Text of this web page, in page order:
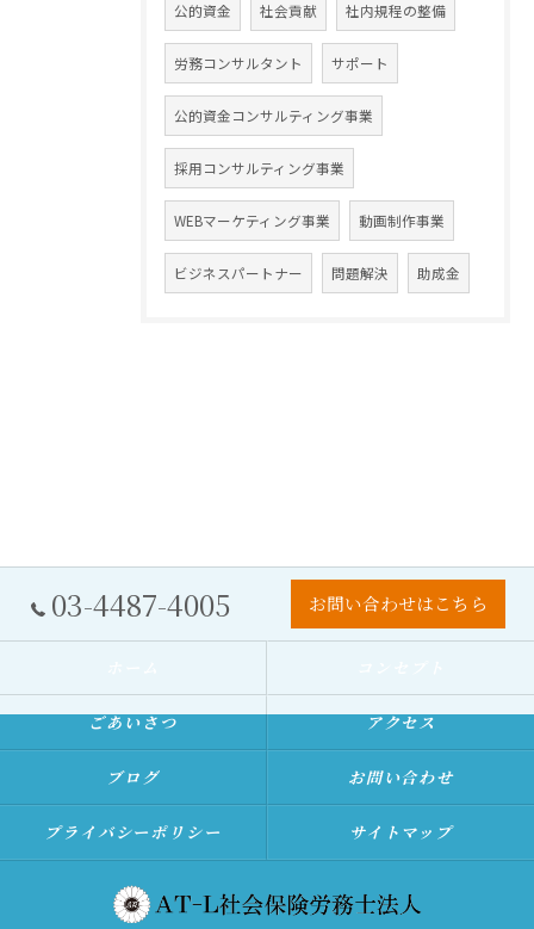
公的資金 社会貢献 社内規程の整備
労務コンサルタント サポート
公的資金コンサルティング事業
採用コンサルティング事業
WEBマーケティング事業 動画制作事業
ビジネスパートナー 問題解決 助成金
03-4487-4005 お問い合わせはこちら
ごあいさつ アクセス
ブログ お問い合わせ
プライバシーポリシー サイトマップ